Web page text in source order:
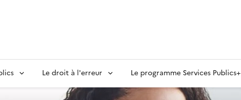
Le droit à l'erreur Le programme Services Publics+